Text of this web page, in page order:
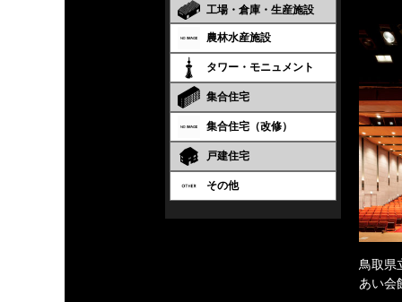
工場・倉庫・生産施設
農林水産施設
タワー・モニュメント
集合住宅
集合住宅（改修）
戸建住宅
その他
鳥取県
あい会